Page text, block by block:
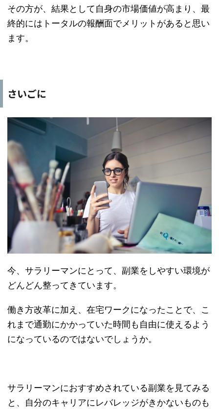
その方が、結果として自身の市場価値が高まり、最
終的にはトータルの報酬面でメリットがあると思い
ます。
さいごに
今、サラリーマンにとって、副業をしやすい環境が
どんどん整ってきています。
働き方改革に加え、在宅ワークになったことで、こ
れまで通勤にかかっていた時間も自由に使えるよう
になっているのではないでしょうか。
サラリーマンにおすすめされている副業を見てみる
と、自分のキャリアにレバレッジがきかないものも